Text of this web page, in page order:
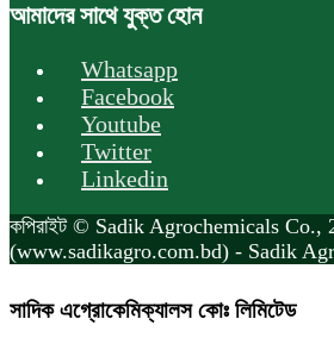
আমাদের সাথে যুক্ত হোন
Whatsapp
Facebook
Youtube
Twitter
Linkedin
কপিরাইট © Sadik Agrochemicals Co.,
(www.sadikagro.com.bd) - Sadik
সাদিক এগ্রোকেমিক্যালস কোঃ লিমিটেড